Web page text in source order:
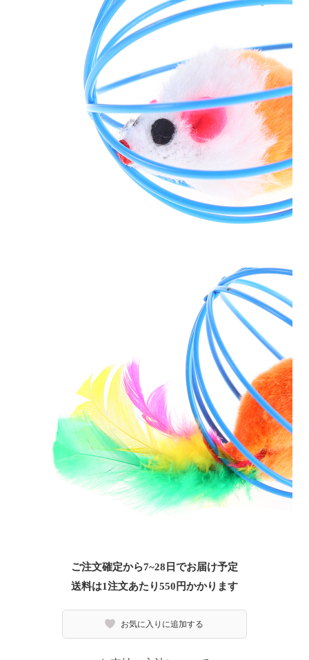
ご注文確定から7~28日でお届け予定
送料は1注文あたり550 円かかります
お気に入りに追加する